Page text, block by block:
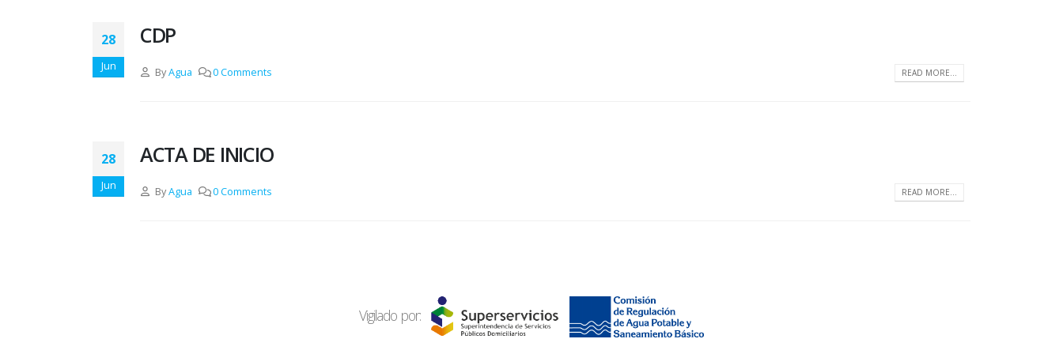
28
Jun
CDP
ByAgua 0 Comments READ MORE...
28
Jun
ACTA DE INICIO
ByAgua 0 Comments READ MORE...
Vigilado por: